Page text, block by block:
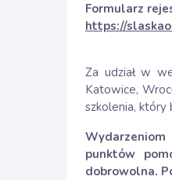
Formularz
https://
Za udział w
Katowice,
szkolenia,
punktów
dobrowolna.